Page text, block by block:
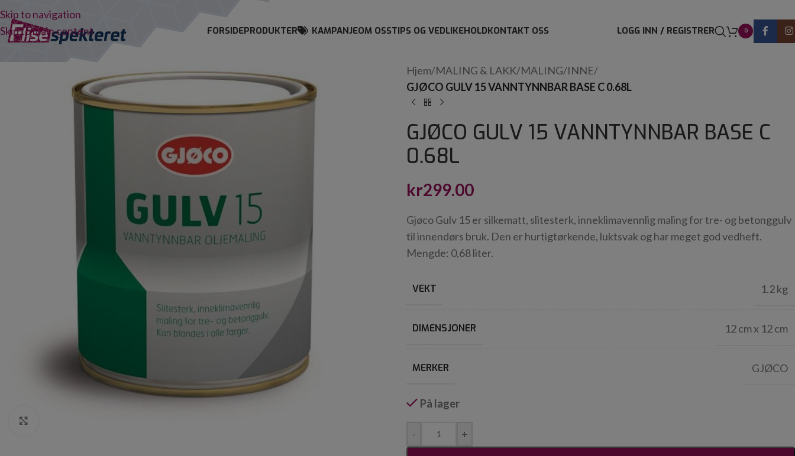
Skip to navigation
Skip to main content
FORSIDEPRODUKTER KAMPANJEOM OSSTIPS OG VEDLIKEHOLDKONTAKT OSS LOGG INN / REGISTRER 0
Hjem/MALING & LAKK/MALING/INNE/
GJØCO GULV 15 VANNTYNNBAR BASE C 0.68L
GJØCO GULV 15 VANNTYNNBAR BASE C
0.68L
kr299.00
Gjøco Gulv 15 er silkematt, slitesterk, inneklimavennlig maling for tre- og betonggulv
til innendørs bruk. Den er hurtigtørkende, luktsvak og har meget god vedheft.
Mengde: 0,68 liter.
VEKT 1.2 kg
DIMENSJONER 12 cm x 12 cm
MERKER GJØCO
På lager
- +